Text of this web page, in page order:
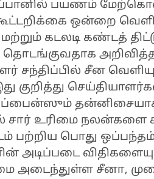
பயணம்
ஒன்றை
கடலடி கண்டத்
சந்திப்பில் சீன
குறித்து
சார் உரிமை நலன்களை
பற்றிய பொது
அடிப்படை
அடைந்துள்ள சீனா,